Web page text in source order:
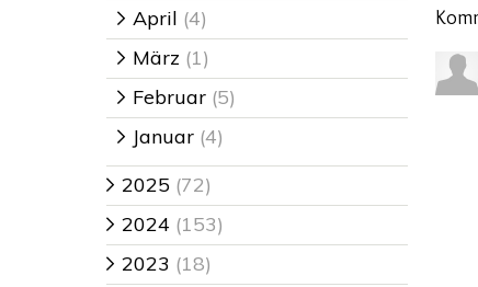
> April (4)
> März (1)
> Februar (5)
> Januar (4)
> 2025 (72)
> 2024 (153)
> 2023 (18)